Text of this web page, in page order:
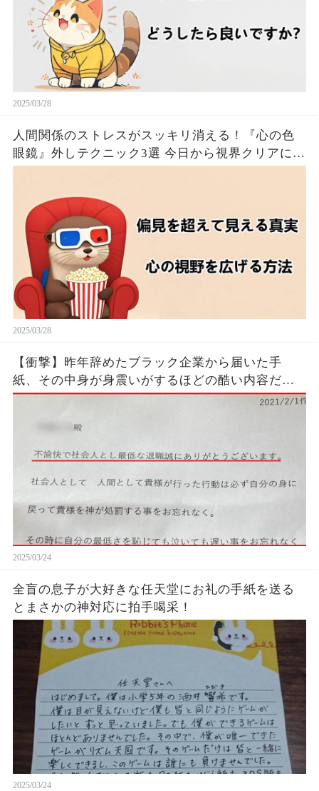
2025/03/28
人間関係のストレスがスッキリ消える！『心の色
眼鏡』外しテクニック3選 今日から視界クリアにな
2025/03/28
【衝撃】昨年辞めたブラック企業から届いた手
紙、その中身が身震いがするほどの酷い内容だっ
た…...
2025/03/24
全盲の息子が大好きな任天堂にお礼の手紙を送る
とまさかの神対応に拍手喝采！
2025/03/24